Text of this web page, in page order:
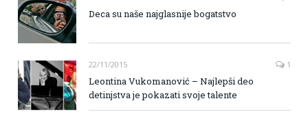
Deca su naše najglasnije bogatstvo
22/11/2015 1
Leontina Vukomanović – Najlepši deo
detinjstva je pokazati svoje talente